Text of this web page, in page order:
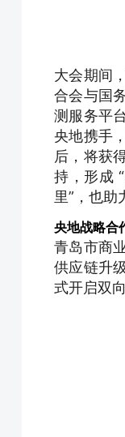
大会期间
合会与国
测服务平
央地携手
后，将获
持，形成
里”，也
央地战略合
青岛市商
供应链升
式开启双